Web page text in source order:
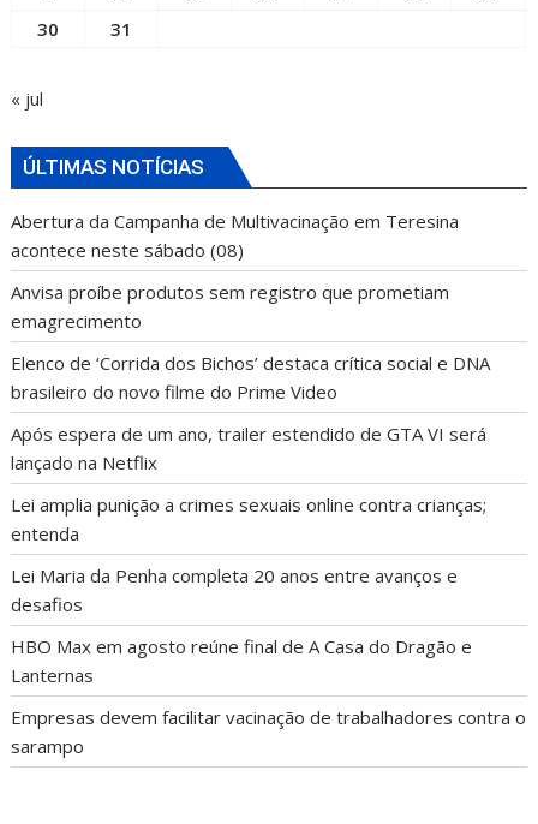
30
31
« jul
ÚLTIMAS NOTÍCIAS
Abertura da Campanha de Multivacinação em Teresina
acontece neste sábado (08)
Anvisa proíbe produtos sem registro que prometiam
emagrecimento
Elenco de ‘Corrida dos Bichos’ destaca crítica social e DNA
brasileiro do novo filme do Prime Video
Após espera de um ano, trailer estendido de GTA VI será
lançado na Netflix
Lei amplia punição a crimes sexuais online contra crianças;
entenda
Lei Maria da Penha completa 20 anos entre avanços e
desafios
HBO Max em agosto reúne final de A Casa do Dragão e
Lanternas
Empresas devem facilitar vacinação de trabalhadores contra o
sarampo